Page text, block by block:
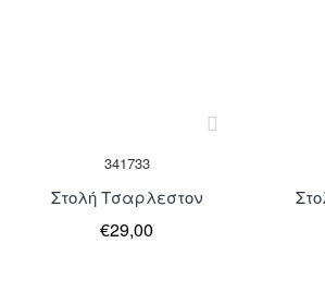
Μη Διαθέσιμο
341733
Στολή Τσαρλεστον
€29,00